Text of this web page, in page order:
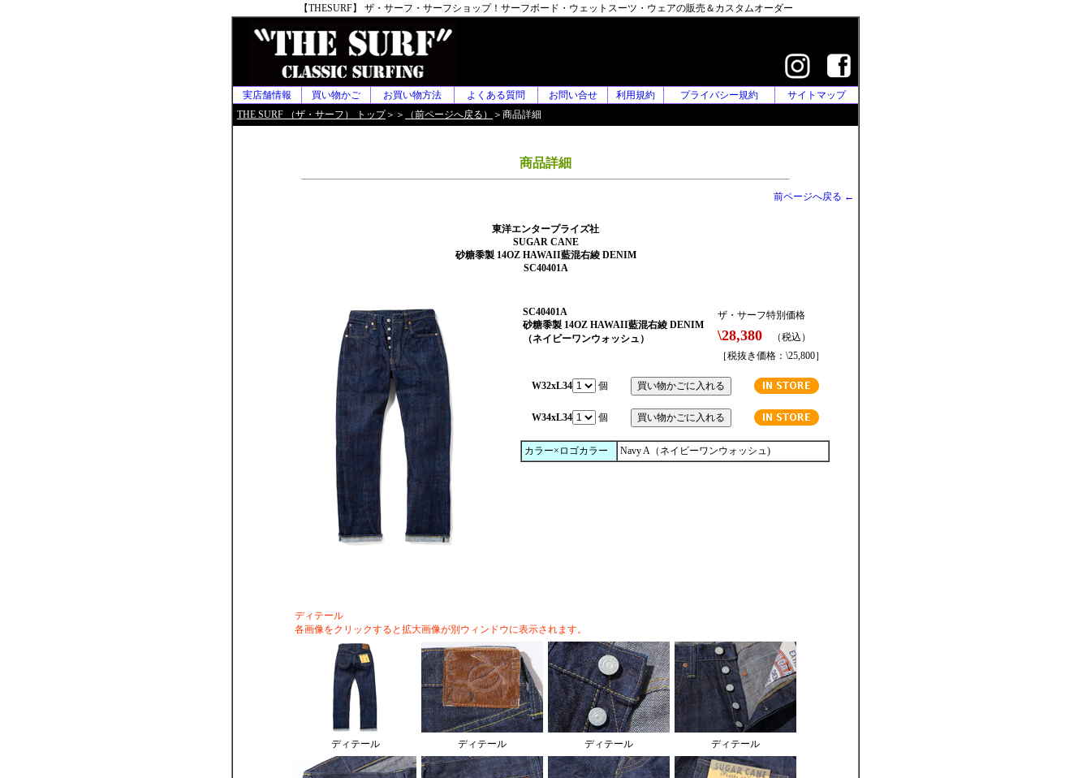
【THESURF】 ザ・サーフ・サーフショップ！サーフボード・ウェットスーツ・ウェアの販売＆カスタムオーダー
実店舗情報 買い物かご お買い物方法 よくある質問 お問い合せ 利用規約 プライバシー規約
サイトマップ
THE SURF （ザ・サーフ） トップ＞＞ （前ページへ戻る） ＞商品詳細
商品詳細
前ページへ戻る ←
東洋エンタープライズ社
SUGAR CANE
砂糖黍製 14OZ HAWAII藍混右綾 DENIM
SC40401A
SC40401A
砂糖黍製 14OZ HAWAII藍混右綾 DENIM
（ネイビーワンウォッシュ）
ザ・サーフ特別価格
\28,380 （税込）
［税抜き価格：\25,800］
W32xL34 個
W34xL34 個
カラー×ロゴカラー Navy A（ネイビーワンウォッシュ)
ディテール
各画像をクリックすると拡大画像が別ウィンドウに表示されます。
ディテール ディテール ディテール ディテール